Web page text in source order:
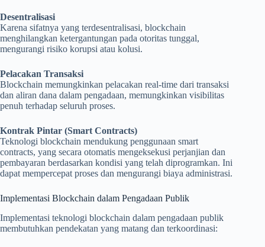
Desentralisasi
Karena sifatnya yang terdesentralisasi, blockchain
menghilangkan ketergantungan pada otoritas tunggal,
mengurangi risiko korupsi atau kolusi.
Pelacakan Transaksi
Blockchain memungkinkan pelacakan real-time dari transaksi
dan aliran dana dalam pengadaan, memungkinkan visibilitas
penuh terhadap seluruh proses.
Kontrak Pintar (Smart Contracts)
Teknologi blockchain mendukung penggunaan smart
contracts, yang secara otomatis mengeksekusi perjanjian dan
pembayaran berdasarkan kondisi yang telah diprogramkan. Ini
dapat mempercepat proses dan mengurangi biaya administrasi.
Implementasi Blockchain dalam Pengadaan Publik
Implementasi teknologi blockchain dalam pengadaan publik
membutuhkan pendekatan yang matang dan terkoordinasi: